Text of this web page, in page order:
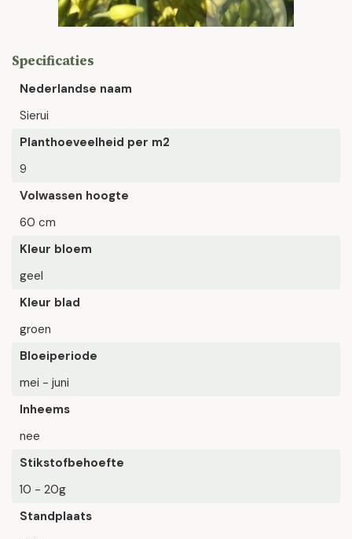
Specificaties
Nederlandse naam
Sierui
Planthoeveelheid per m2
9
Volwassen hoogte
60 cm
Kleur bloem
geel
Kleur blad
groen
Bloeiperiode
mei - juni
Inheems
nee
Stikstofbehoefte
10 - 20g
Standplaats